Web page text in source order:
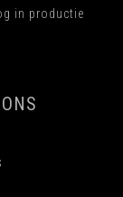
in productie